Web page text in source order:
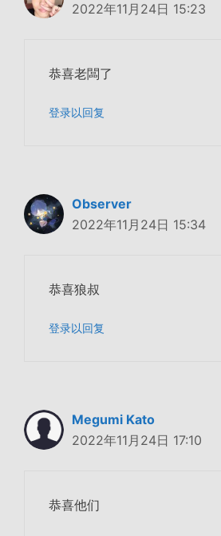
2022年11月24日 15:23
恭喜老闆了
登录以回复
Observer
2022年11月24日 15:34
恭喜狼叔
登录以回复
Megumi Kato
2022年11月24日 17:10
恭喜他们